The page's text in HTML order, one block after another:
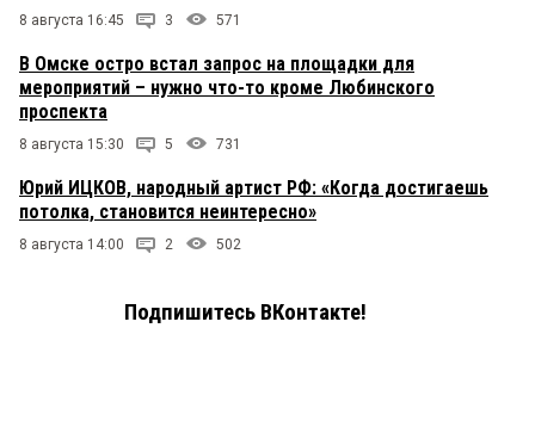
8 августа 16:45 3 571
В Омске остро встал запрос на площадки для
мероприятий – нужно что-то кроме Любинского
проспекта
8 августа 15:30 5 731
Юрий ИЦКОВ, народный артист РФ: «Когда достигаешь
потолка, становится неинтересно»
8 августа 14:00 2 502
Подпишитесь ВКонтакте!